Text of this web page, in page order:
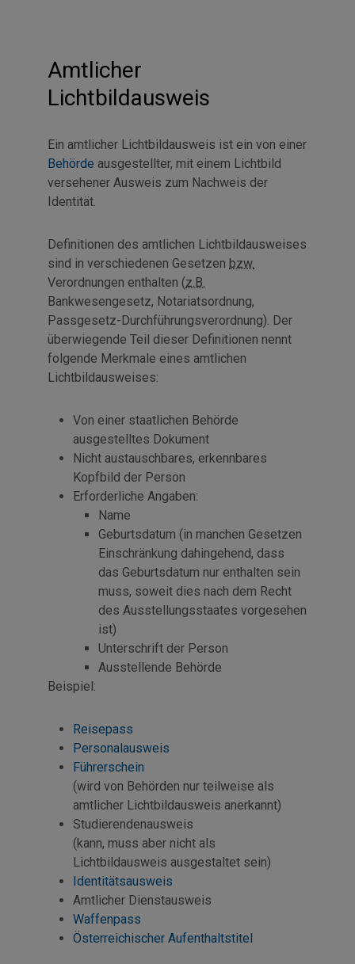
Amtlicher
Lichtbildausweis
Ein amtlicher Lichtbildausweis ist ein von einer
Behörde ausgestellter, mit einem Lichtbild
versehener Ausweis zum Nachweis der
Identität.
Definitionen des amtlichen Lichtbildausweises
sind in verschiedenen Gesetzen bzw.
Verordnungen enthalten (z.B.
Bankwesengesetz, Notariatsordnung,
Passgesetz-Durchführungsverordnung). Der
überwiegende Teil dieser Definitionen nennt
folgende Merkmale eines amtlichen
Lichtbildausweises:
Von einer staatlichen Behörde
ausgestelltes Dokument
Nicht austauschbares, erkennbares
Kopfbild der Person
Erforderliche Angaben:
Name
Geburtsdatum (in manchen Gesetzen
Einschränkung dahingehend, dass
das Geburtsdatum nur enthalten sein
muss, soweit dies nach dem Recht
des Ausstellungsstaates vorgesehen
ist)
Unterschrift der Person
Ausstellende Behörde
Beispiel:
Reisepass
Personalausweis
Führerschein
(wird von Behörden nur teilweise als
amtlicher Lichtbildausweis anerkannt)
Studierendenausweis
(kann, muss aber nicht als
Lichtbildausweis ausgestaltet sein)
Identitätsausweis
Amtlicher Dienstausweis
Waffenpass
Österreichischer Aufenthaltstitel